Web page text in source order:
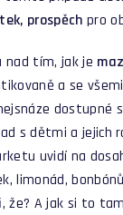
prospěch pro
nad tím, jak je
a se
dostupné
s dětmi a jejich
uvidí na
limonád,
, že? A jak si to